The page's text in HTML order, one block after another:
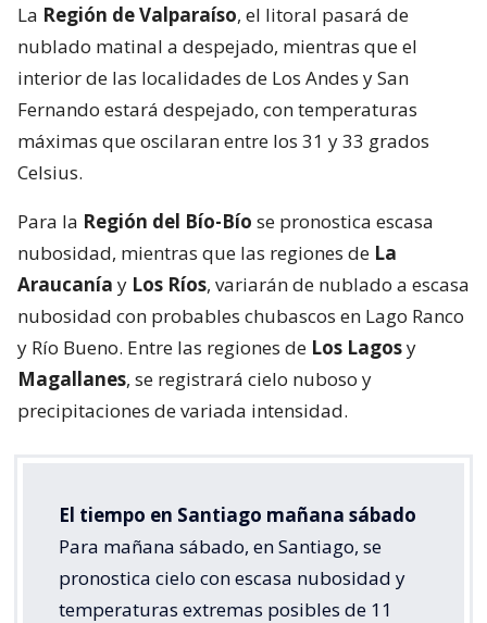
La Región de Valparaíso, el litoral pasará de
nublado matinal a despejado, mientras que el
interior de las localidades de Los Andes y San
Fernando estará despejado, con temperaturas
máximas que oscilaran entre los 31 y 33 grados
Celsius.
Para la Región del Bío-Bío se pronostica escasa
nubosidad, mientras que las regiones de La
Araucanía y Los Ríos, variarán de nublado a escasa
nubosidad con probables chubascos en Lago Ranco
y Río Bueno. Entre las regiones de Los Lagosy
Magallanes, se registrará cielo nuboso y
precipitaciones de variada intensidad.
El tiempo en Santiago mañana sábado
Para mañana sábado, en Santiago, se
pronostica cielo con escasa nubosidad y
temperaturas extremas posibles de 11